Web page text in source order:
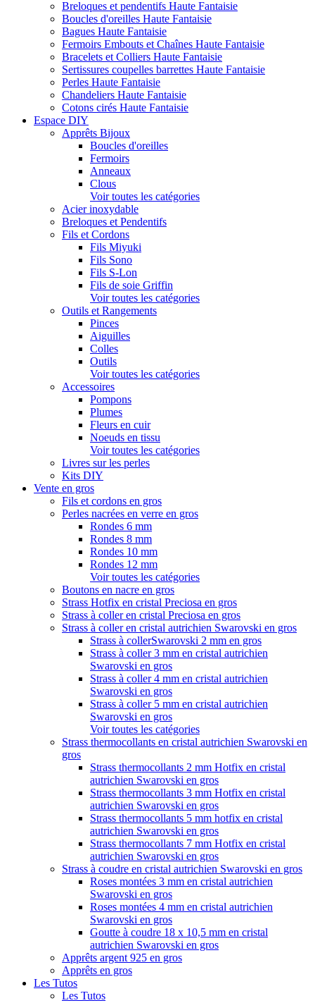
Breloques et pendentifs Haute Fantaisie
Boucles d'oreilles Haute Fantaisie
Bagues Haute Fantaisie
Fermoirs Embouts et Chaînes Haute Fantaisie
Bracelets et Colliers Haute Fantaisie
Sertissures coupelles barrettes Haute Fantaisie
Perles Haute Fantaisie
Chandeliers Haute Fantaisie
Cotons cirés Haute Fantaisie
Espace DIY
Apprêts Bijoux
Boucles d'oreilles
Fermoirs
Anneaux
Clous
Voir toutes les catégories
Acier inoxydable
Breloques et Pendentifs
Fils et Cordons
Fils Miyuki
Fils Sono
Fils S-Lon
Fils de soie Griffin
Voir toutes les catégories
Outils et Rangements
Pinces
Aiguilles
Colles
Outils
Voir toutes les catégories
Accessoires
Pompons
Plumes
Fleurs en cuir
Noeuds en tissu
Voir toutes les catégories
Livres sur les perles
Kits DIY
Vente en gros
Fils et cordons en gros
Perles nacrées en verre en gros
Rondes 6 mm
Rondes 8 mm
Rondes 10 mm
Rondes 12 mm
Voir toutes les catégories
Boutons en nacre en gros
Strass Hotfix en cristal Preciosa en gros
Strass à coller en cristal Preciosa en gros
Strass à coller en cristal autrichien Swarovski en gros
Strass à collerSwarovski 2 mm en gros
Strass à coller 3 mm en cristal autrichien
Swarovski en gros
Strass à coller 4 mm en cristal autrichien
Swarovski en gros
Strass à coller 5 mm en cristal autrichien
Swarovski en gros
Voir toutes les catégories
Strass thermocollants en cristal autrichien Swarovski en
gros
Strass thermocollants 2 mm Hotfix en cristal
autrichien Swarovski en gros
Strass thermocollants 3 mm Hotfix en cristal
autrichien Swarovski en gros
Strass thermocollants 5 mm hotfix en cristal
autrichien Swarovski en gros
Strass thermocollants 7 mm Hotfix en cristal
autrichien Swarovski en gros
Strass à coudre en cristal autrichien Swarovski en gros
Roses montées 3 mm en cristal autrichien
Swarovski en gros
Roses montées 4 mm en cristal autrichien
Swarovski en gros
Goutte à coudre 18 x 10,5 mm en cristal
autrichien Swarovski en gros
Apprêts argent 925 en gros
Apprêts en gros
Les Tutos
Les Tutos